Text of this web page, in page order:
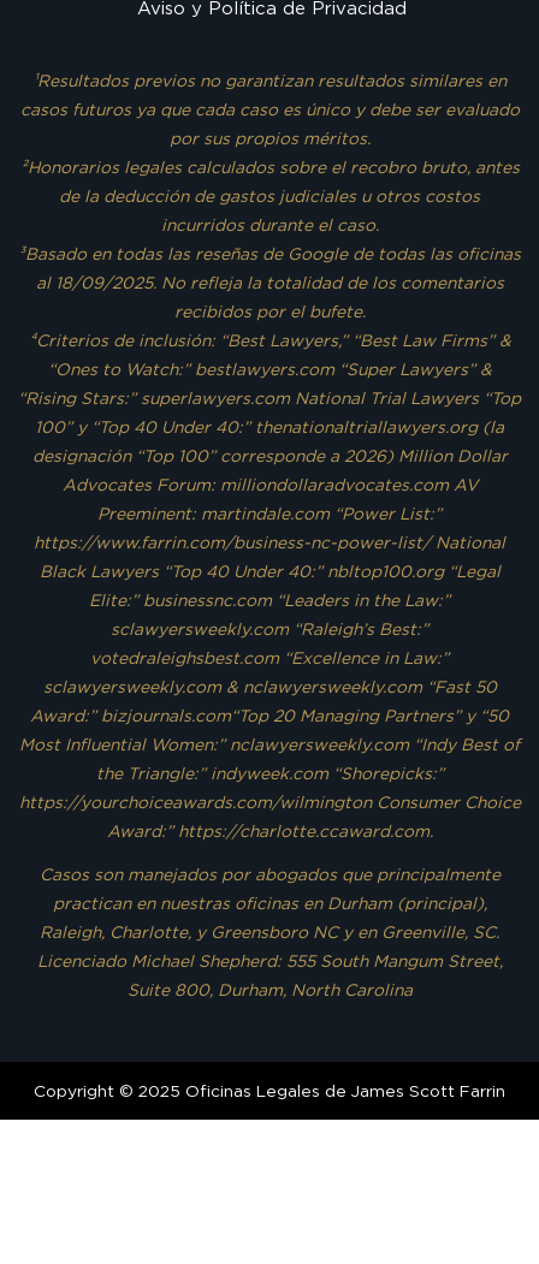
Aviso y Política de Privacidad
¹Resultados previos no garantizan resultados similares en
casos futuros ya que cada caso es único y debe ser evaluado
por sus propios méritos.
²Honorarios legales calculados sobre el recobro bruto, antes
de la deducción de gastos judiciales u otros costos
incurridos durante el caso.
³Basado en todas las reseñas de Google de todas las oficinas
al 18/09/2025. No refleja la totalidad de los comentarios
recibidos por el bufete.
⁴Criterios de inclusión: “Best Lawyers,” “Best Law Firms” &
“Ones to Watch:” bestlawyers.com “Super Lawyers” &
“Rising Stars:” superlawyers.com National Trial Lawyers “Top
100” y “Top 40 Under 40:” thenationaltriallawyers.org (la
designación “Top 100” corresponde a 2026) Million Dollar
Advocates Forum: milliondollaradvocates.com AV
Preeminent: martindale.com “Power List:”
https://www.farrin.com/business-nc-power-list/ National
Black Lawyers “Top 40 Under 40:” nbltop100.org “Legal
Elite:” businessnc.com “Leaders in the Law:”
sclawyersweekly.com “Raleigh’s Best:”
votedraleighsbest.com “Excellence in Law:”
sclawyersweekly.com & nclawyersweekly.com “Fast 50
Award:” bizjournals.com“Top 20 Managing Partners” y “50
Most Influential Women:” nclawyersweekly.com “Indy Best of
the Triangle:” indyweek.com “Shorepicks:”
https://yourchoiceawards.com/wilmington Consumer Choice
Award:” https://charlotte.ccaward.com.
Casos son manejados por abogados que principalmente
practican en nuestras oficinas en Durham (principal),
Raleigh, Charlotte, y Greensboro NC y en Greenville, SC.
Licenciado Michael Shepherd: 555 South Mangum Street,
Suite 800, Durham, North Carolina
Copyright © 2025 Oficinas Legales de James Scott Farrin